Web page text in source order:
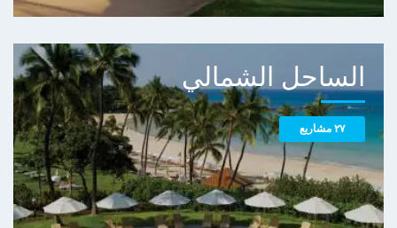
الساحل الشمالي
٢٧ مشاريع